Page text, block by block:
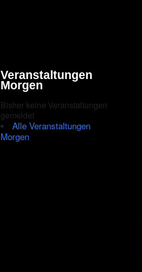
CAPTCHA
ensure
that
Veranstaltungen
Morgen
Bisher keine Veranstaltungen
gemeldet
Alle Veranstaltungen
Morgen